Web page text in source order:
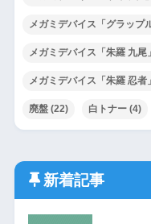
メガミデバイス「グラップ
メガミデバイス「朱羅 九尾」
メガミデバイス「朱羅 忍者」
廃盤(22) 白トナー(4)
新着記事